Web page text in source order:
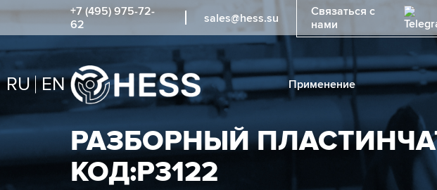
+7 (495) 975-72-
62
sales@hess.su
Связаться с
нами
RU EN Применение
РАЗБОРНЫЙ
КОД:Р3122